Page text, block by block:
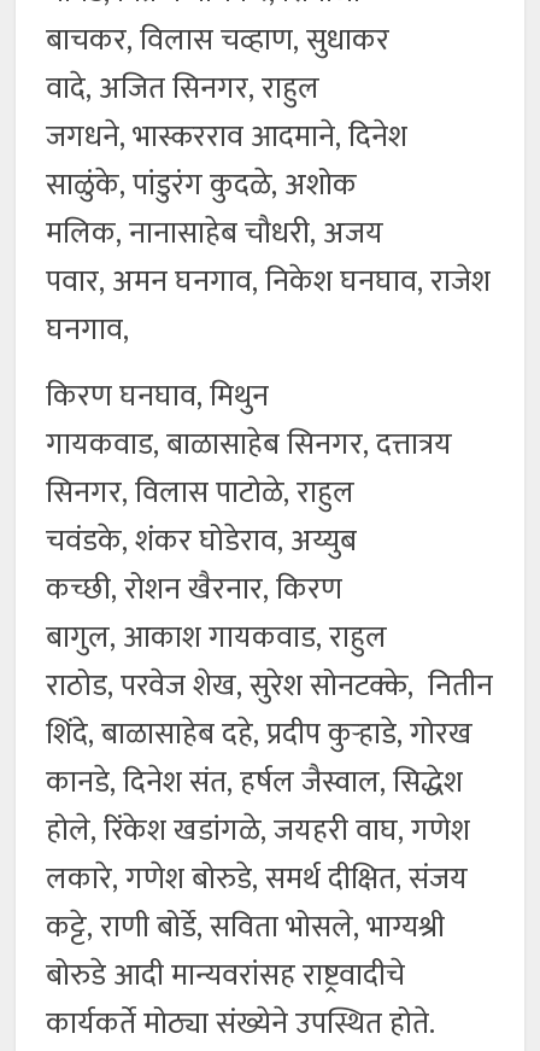
बाचकर, विलास चव्हाण, सुधाकर
वादे, अजित सिनगर, राहुल
जगधने, भास्करराव आदमाने, दिनेश
साळुंके, पांडुरंग कुदळे, अशोक
मलिक, नानासाहेब चौधरी, अजय
पवार, अमन घनगाव, निकेश घनघाव, राजेश
घनगाव,
किरण घनघाव, मिथुन
गायकवाड, बाळासाहेब सिनगर, दत्तात्रय
सिनगर, विलास पाटोळे, राहुल
चवंडके, शंकर घोडेराव, अय्युब
कच्छी, रोशन खैरनार, किरण
बागुल, आकाश गायकवाड, राहुल
राठोड, परवेज शेख, सुरेश सोनटक्के, नितीन
शिंदे, बाळासाहेब दहे, प्रदीप कुऱ्हाडे, गोरख
कानडे, दिनेश संत, हर्षल जैस्वाल, सिद्धेश
होले, रिंकेश खडांगळे, जयहरी वाघ, गणेश
लकारे, गणेश बोरुडे, समर्थ दीक्षित, संजय
कट्टे, राणी बोर्डे, सविता भोसले, भाग्यश्री
बोरुडे आदी मान्यवरांसह राष्ट्रवादीचे
कार्यकर्ते मोठ्या संख्येने उपस्थित होते.